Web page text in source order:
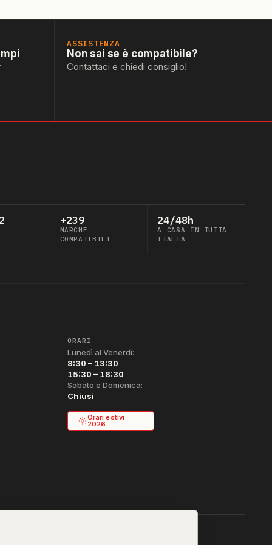
ASSISTENZA
Non sai se è compatibile?
Contattaci e chiedi consiglio!
+239
MARCHE
COMPATIBILI
24/48h
A CASA IN TUTTA
ITALIA
ORARI
Lunedì al Venerdì:
8:30 – 13:30
15:30 – 18:30
Sabato e Domenica:
Chiusi
Orari estivi
2026